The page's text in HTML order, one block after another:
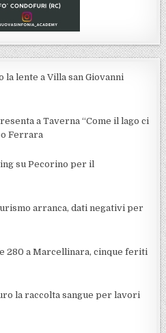
la lente a Villa san Giovanni
a Taverna “Come il lago ci
Ferrara
su Pecorino per il
arranca, dati negativi per
280 a Marcellinara, cinque feriti
la raccolta sangue per lavori